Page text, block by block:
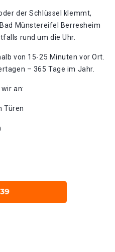
der Schlüssel klemmt,
Münstereifel Berresheim
rund um die Uhr.
von 15-25 Minuten vor Ort.
– 365 Tage im Jahr.
an:
Türen